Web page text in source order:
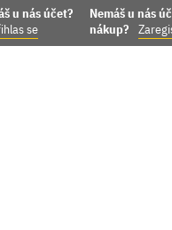
u nás účet?
se
Nemáš u nás
nákup?